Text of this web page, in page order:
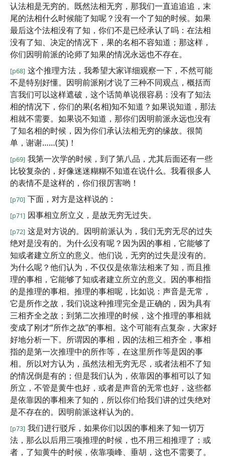
认法相是无穷的。既然法相无穷，那我们一直追追追，末
尾的法相什么时候能了知呢？没有一个了知的时候。如果
最后这个法相没有了知，你们不是已经承认了吗：在法相
没有了知、决定的情况下，果的名相不容知道；那这样，
你们因明前派的论师了知果的情况永远也不存在。
[p68] 这个推理方法，我希望大家详细观察一下，不然可能
不是特别好懂。因明前派刚才说了三种不同观点，概括而
言我们可以这样遮破，这个话简单说很容易：没有了知法
相的情况下，你们的果(名相)知不知道？如果说知道，那法
相就不需要。如果说不知道，那你们因明前派永远也没有
了知名相的时候，因为你们承认法相无穷的缘故。很简
单，谢谢……(笑)！
[p69] 我第一次学的时候，到了第八品，尤其后面还有一些
比较复杂的，好像迷迷糊糊不知道在说什么。我看很多人
的表情不是这样的，你们很厉害哟！
[p70] 下面，对方是这样说的：
[p71] 因事相立所立义，是故无穷无过失。
[p72] 这是对方说的。因明前派认为，我们无穷无尽的过失
绝对是没有的。为什么没有呢？因为因的事相，它能够了
知或者建立所立的意义。他们说，无穷的过失是没有的。
为什么呢？他们认为，不仅仅是依靠法相来了知，而且推
理的事相，它能够了知或者建立所立的意义。因的事相指
的是推理的事相。推理的事相呢，比如说：声音是无常，
它是所作之故，我们说这种推理完全是正确的，因为具有
三相齐全之故；到第二次推理的时候，这个推理的事相就
变成了刚才“所作之故”的事相。这个可能有点复杂，大家好
好地分析一下。所谓因的事相，因的法相三相齐全，事相
指的是第一次推理中的所作等，在这里所作等是因的事
相。所以对方认为，虽然法相无穷无尽，或者法相不了知
的情况倒是有的；但是我们认为，依靠因的事相可以了知
所立，不管是黄牛也好，或者是声音的无常也好，这些都
是依靠因的事相来了知的，所以你们给我们讲的过失绝对
是不存在的。因明前派这样认为的。
[p73] 我们进行驳斥，如果你们以因的事相来了知一切万
法，那么以后用三项推理的时候，也不用三相推理了；或
者，了知黄牛的时候，依靠项峰、垂胡，这也不需要了。